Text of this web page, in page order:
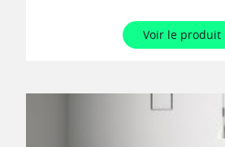
Voir le produit